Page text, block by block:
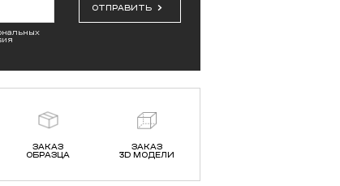
ОТПРАВИТЬ
ЗАКАЗ
ОБРАЗЦА
ЗАКАЗ
3D МОДЕЛИ